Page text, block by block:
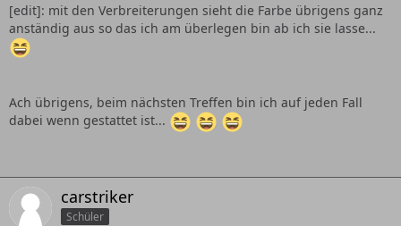
[edit]: mit den Verbreiterungen sieht die Farbe übrigens ganz
anständig aus so das ich am überlegen bin ab ich sie lasse...
Ach übrigens, beim nächsten Treffen bin ich auf jeden Fall
dabei wenn gestattet ist...
carstriker
Schüler